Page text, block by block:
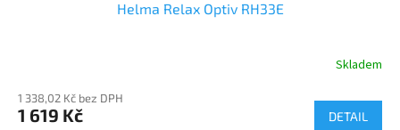
Helma Relax Optiv RH33E
Skladem
1 338,02 Kč bez DPH
1 619 Kč DETAIL